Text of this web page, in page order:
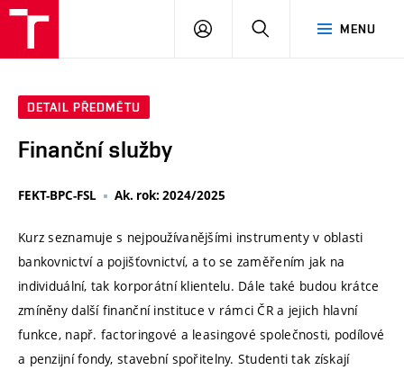
MENU
PŘIHLÁSIT
DETAIL PŘEDMĚTU
Finanční služby
FEKT-BPC-FSL Ak. rok: 2024/2025
Kurz seznamuje s nejpoužívanějšími instrumenty v oblasti
bankovnictví a pojišťovnictví, a to se zaměřením jak na
individuální, tak korporátní klientelu. Dále také budou krátce
zmíněny další finanční instituce v rámci ČR a jejich hlavní
funkce, např. factoringové a leasingové společnosti, podílové
a penzijní fondy, stavební spořitelny. Studenti tak získají